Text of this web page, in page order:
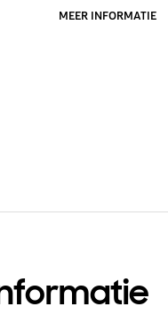
MEER INFORMATIE